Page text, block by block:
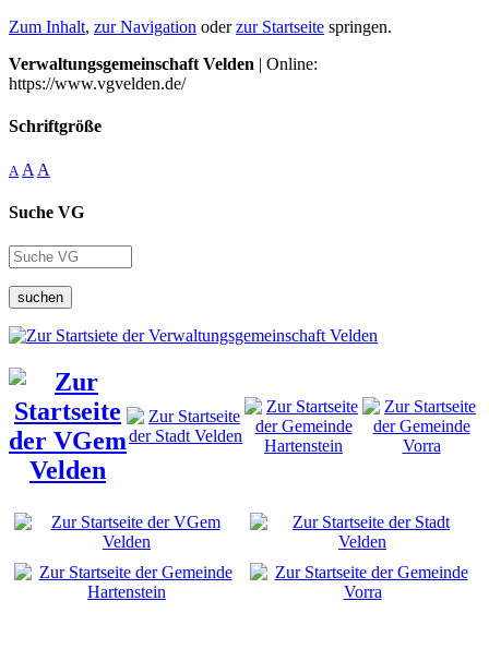
Zum Inhalt, zur Navigation oderzur Startseite springen.
Verwaltungsgemeinschaft Velden | Online:
https://www.vgvelden.de/
Schriftgröße
A A A
Suche VG
suchen